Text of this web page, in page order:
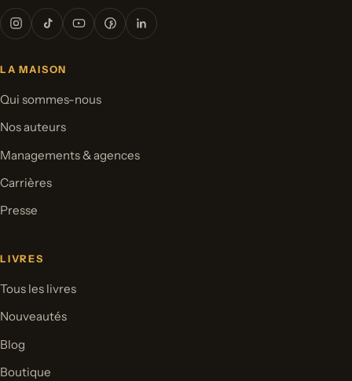
LA MAISON
Qui sommes-nous
Nos auteurs
Managements & agences
Carrières
Presse
LIVRES
Tous les livres
Nouveautés
Blog
Boutique